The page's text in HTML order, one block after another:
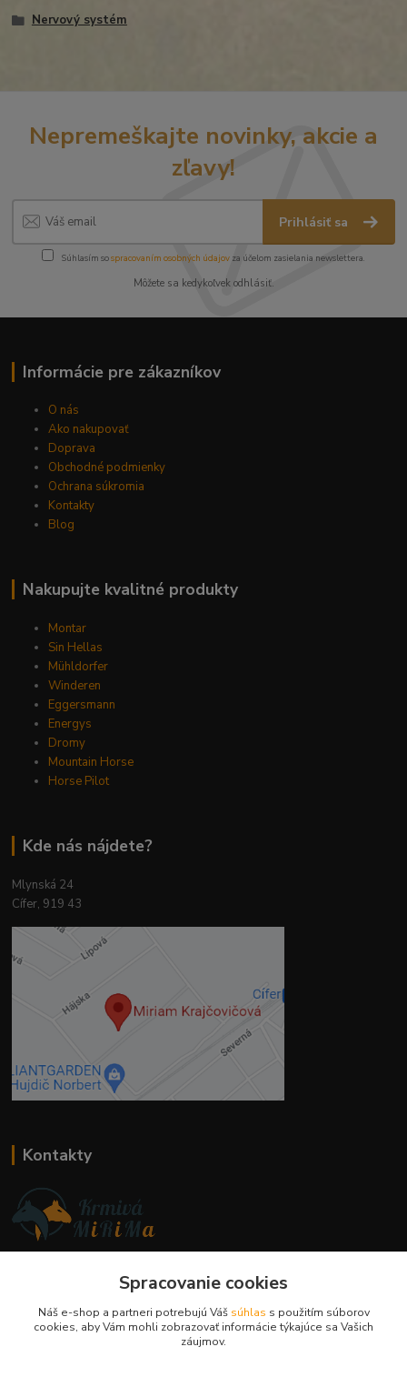
Nervový systém
Nepremeškajte novinky, akcie a
zľavy!
Prihlásiť sa
Súhlasím sospracovaním osobných údajov za účelom zasielania newslettera.
Môžete sa kedykoľvek odhlásiť.
Informácie pre zákazníkov
O nás
Ako nakupovať
Doprava
Obchodné podmienky
Ochrana súkromia
Kontakty
Blog
Nakupujte kvalitné produkty
Montar
Sin Hellas
Mühldorfer
Winderen
Eggersmann
Energys
Dromy
Mountain Horse
Horse Pilot
Kde nás nájdete?
Mlynská 24
Cífer, 919 43
Kontakty
+421 944 394 715
info@krmivamirima.sk
Spracovanie cookies
Náš e-shop a partneri potrebujú Váš súhlas s použitím súborov
cookies, aby Vám mohli zobrazovať informácie týkajúce sa Vašich
záujmov.